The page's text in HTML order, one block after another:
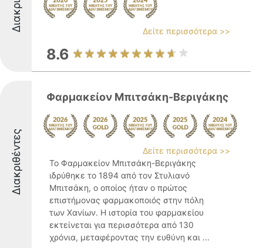
Δείτε περισσότερα >>
8.6
Διακριθέντες
Φαρμακείον Μπιτσάκη-Βεριγάκης
Δείτε περισσότερα >>
Το Φαρμακείον Μπιτσάκη-Βεριγάκης
ιδρύθηκε το 1894 από τον Στυλιανό
Μπιτσάκη, ο οποίος ήταν ο πρώτος
επιστήμονας φαρμακοποιός στην πόλη
των Χανίων. Η ιστορία του φαρμακείου
εκτείνεται για περισσότερα από 130
χρόνια, μεταφέροντας την ευθύνη και ...